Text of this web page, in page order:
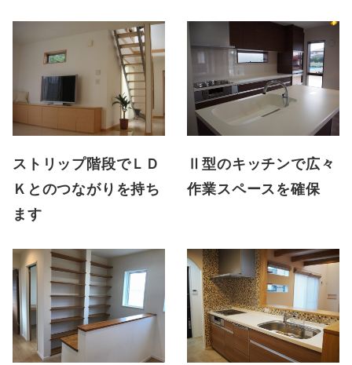
ストリップ階段でＬＤ
Ｋとのつながりを持ち
ます
Ⅱ型のキッチンで広々
作業スペースを確保